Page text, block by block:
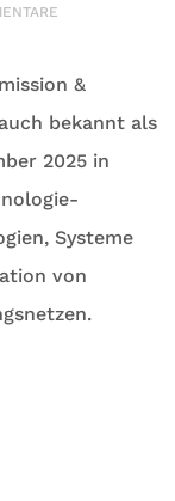
&
bekannt als
2025 in
Systeme
von